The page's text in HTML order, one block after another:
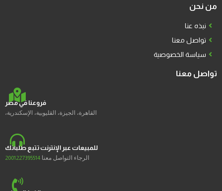
من نحن
نبذه عنا
تواصل معنا
سياسة الخصوصية
تواصل معنا
فروعنا في مصر
القاهرة، الجيزة، القليوبية، الإسكندرية،
للمبيعات عبر الإنترنت تتبع طلباتك
الرجاء التواصل معنا 2001227395514